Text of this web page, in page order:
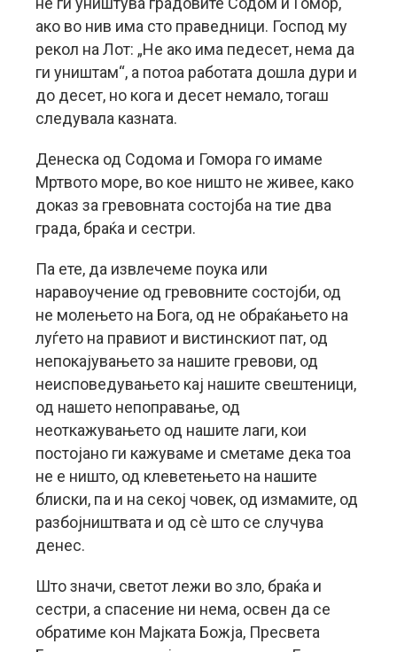
ако во нив има сто праведници. Господ му
рекол на Лот: „Не ако има педесет, нема да
ги уништам“, а потоа работата дошла дури и
до десет, но кога и десет немало, тогаш
следувала казната.
Денеска од Содома и Гомора го имаме
Мртвото море, во кое ништо не живее, како
доказ за гревовната состојба на тие два
града, браќа и сестри.
Па ете, да извлечеме поука или
наравоучение од гревовните состојби, од
не молењето на Бога, од не обраќањето на
луѓето на правиот и вистинскиот пат, од
непокајувањето за нашите гревови, од
неисповедувањето кај нашите свештеници,
од нашето непоправање, од
неоткажувањето од нашите лаги, кои
постојано ги кажуваме и сметаме дека тоа
не е ништо, од клеветењето на нашите
блиски, па и на секој човек, од измамите, од
разбојништвата и од сè што се случува
денес.
Што значи, светот лежи во зло, браќа и
сестри, а спасение ни нема, освен да се
обратиме кон Мајката Божја, Пресвета